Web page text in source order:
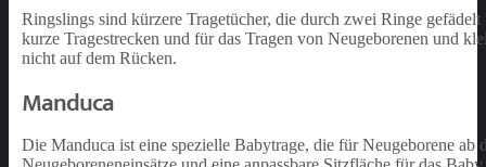
Ringslings sind kürzere Tragetücher, die durch zwei Ringe
kurze Tragestrecken und für das Tragen von Neugeborenen und
nicht auf dem Rücken.
Manduca
Die Manduca ist eine spezielle Babytrage, die für Neugeborene